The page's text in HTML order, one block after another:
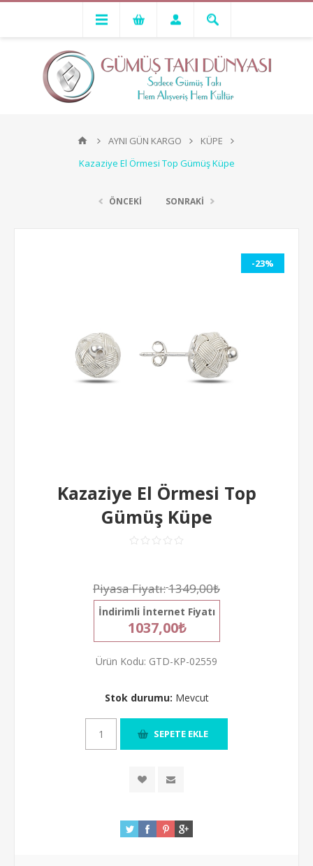
AYNI GÜN KARGO
KÜPE
Kazaziye El Örmesi Top Gümüş Küpe
ÖNCEKİ SONRAKİ
-23%
Kazaziye El Örmesi Top
Gümüş Küpe
Piyasa Fiyatı:1349,00₺
İndirimli İnternet Fiyatı
1037,00₺
Ürün Kodu: GTD-KP-02559
Stok durumu: Mevcut